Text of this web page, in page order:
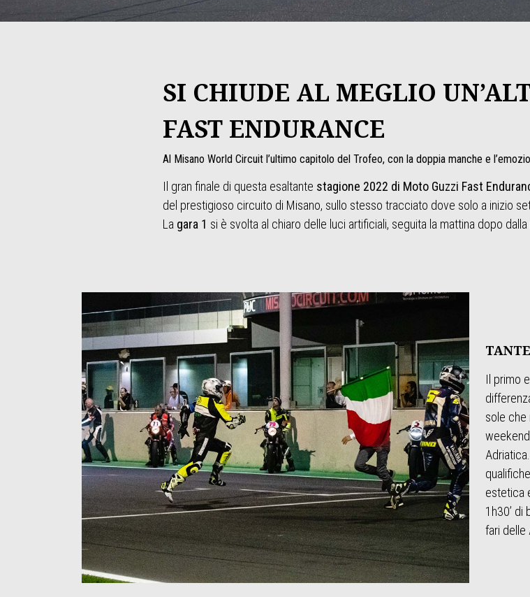
SI CHIUDE AL MEGLIO
FAST ENDURANCE
Al Misano World Circuit l’ultimo capitolo del Trofeo, con la doppia manche e
Il gran finale di questa esaltante stagione 2022 di Moto Guzzi Fast
del prestigioso circuito di Misano, sullo stesso tracciato dove solo a inizio
La gara 1 si è svolta al chiaro delle luci artificiali, seguita la mattina dopo dalla
Il primo
sole che
estetica
1h30’ di
fari delle